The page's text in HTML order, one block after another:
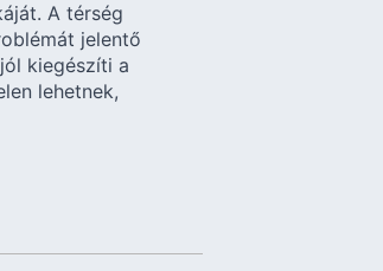
A térség
jelentő
kiegészíti a
lehetnek,